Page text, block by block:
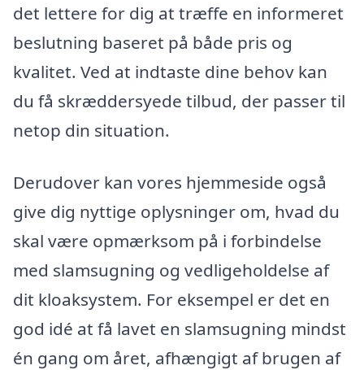
det lettere for dig at træffe en informeret
beslutning baseret på både pris og
kvalitet. Ved at indtaste dine behov kan
du få skræddersyede tilbud, der passer til
netop din situation.
Derudover kan vores hjemmeside også
give dig nyttige oplysninger om, hvad du
skal være opmærksom på i forbindelse
med slamsugning og vedligeholdelse af
dit kloaksystem. For eksempel er det en
god idé at få lavet en slamsugning mindst
én gang om året, afhængigt af brugen af